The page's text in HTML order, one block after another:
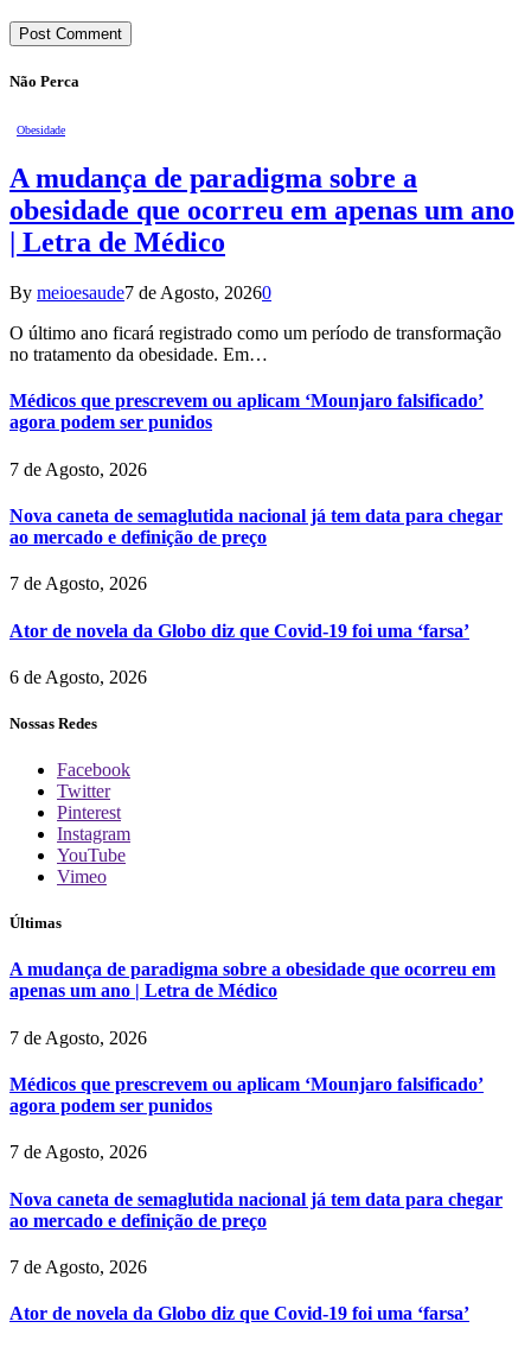
Não Perca
Obesidade
A mudança de paradigma sobre a
obesidade que ocorreu em apenas um ano
| Letra de Médico
By meioesaude7 de Agosto, 20260
O último ano ficará registrado como um período de transformação
no tratamento da obesidade. Em…
Médicos que prescrevem ou aplicam ‘Mounjaro falsificado’
agora podem ser punidos
7 de Agosto, 2026
Nova caneta de semaglutida nacional já tem data para chegar
ao mercado e definição de preço
7 de Agosto, 2026
Ator de novela da Globo diz que Covid-19 foi uma ‘farsa’
6 de Agosto, 2026
Nossas Redes
Facebook
Twitter
Pinterest
Instagram
YouTube
Vimeo
Últimas
A mudança de paradigma sobre a obesidade que ocorreu em
apenas um ano | Letra de Médico
7 de Agosto, 2026
Médicos que prescrevem ou aplicam ‘Mounjaro falsificado’
agora podem ser punidos
7 de Agosto, 2026
Nova caneta de semaglutida nacional já tem data para chegar
ao mercado e definição de preço
7 de Agosto, 2026
Ator de novela da Globo diz que Covid-19 foi uma ‘farsa’